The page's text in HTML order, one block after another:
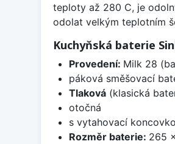
teploty až 280 C, je
odolat velkým teplotním
Kuchyňská baterie
Provedení: Milk 28
páková směšovací
Tlaková(klasická
otočná
s vytahovací
Rozměr baterie: 265